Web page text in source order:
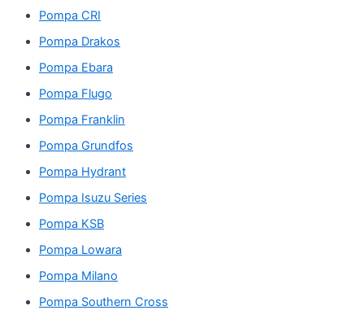
Pompa CRI
Pompa Drakos
Pompa Ebara
Pompa Flugo
Pompa Franklin
Pompa Grundfos
Pompa Hydrant
Pompa Isuzu Series
Pompa KSB
Pompa Lowara
Pompa Milano
Pompa Southern Cross